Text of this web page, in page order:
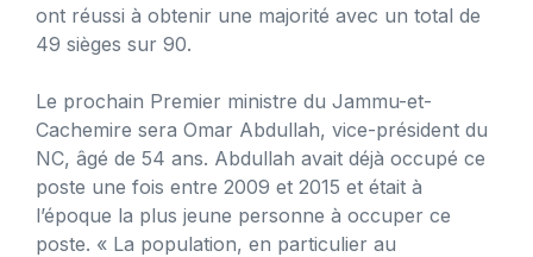
ont réussi à obtenir une majorité avec un total de
49 sièges sur 90.
Le prochain Premier ministre du Jammu-et-
Cachemire sera Omar Abdullah, vice-président du
NC, âgé de 54 ans. Abdullah avait déjà occupé ce
poste une fois entre 2009 et 2015 et était à
l’époque la plus jeune personne à occuper ce
poste. « La population, en particulier au